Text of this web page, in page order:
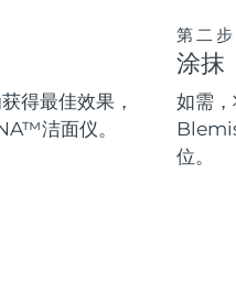
得最佳效果，
洁面仪。
第二步
涂抹
如需
位。